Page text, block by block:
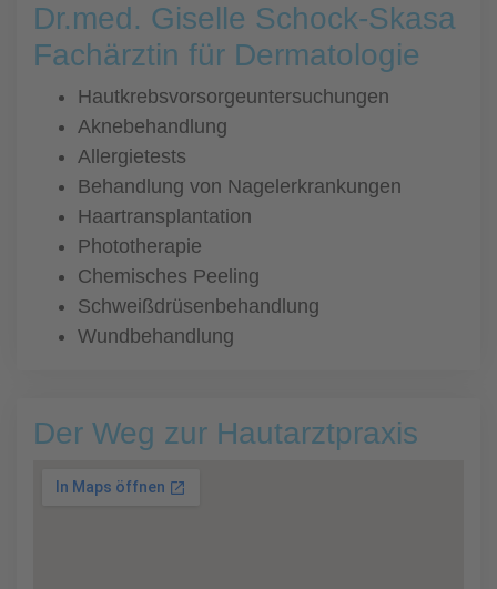
Dr.med. Giselle Schock-Skasa
Fachärztin für Dermatologie
Hautkrebsvorsorgeuntersuchungen
Aknebehandlung
Allergietests
Behandlung von Nagelerkrankungen
Haartransplantation
Phototherapie
Chemisches Peeling
Schweißdrüsenbehandlung
Wundbehandlung
Der Weg zur Hautarztpraxis